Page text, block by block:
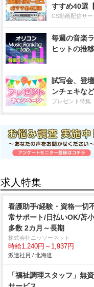
すすめ40選
CS動画配信サー
毎週の音楽
ヒットの推
試写会、登
ンチェキな
プレゼント特集
求人特集
看護助手/経験・資格一切
常サポート/日払いOK/苫
多数 2カ月～長期
株式会社ニッソーネット
時給1,240円～1,937円
派遣社員 / 北海道
「福祉調理スタッフ」無